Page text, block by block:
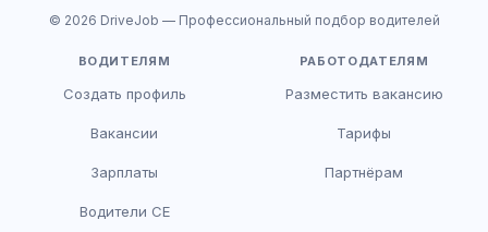
© 2026 DriveJob — Профессиональный подбор водителей
ВОДИТЕЛЯМ
Создать профиль
Вакансии
Зарплаты
Водители CE
РАБОТОДАТЕЛЯМ
Разместить вакансию
Тарифы
Партнёрам